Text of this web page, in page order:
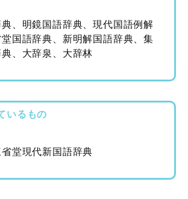
、明鏡国語辞典、現代国語例解
国語辞典、新明解国語辞典、集
、大辞泉、大辞林
いるもの
堂現代新国語辞典